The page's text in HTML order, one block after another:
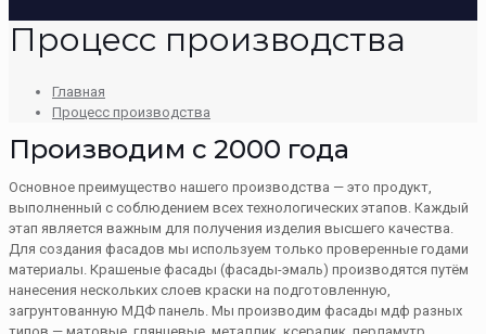
Процесс производства
Главная
Процесс производства
Производим с 2000 года
Основное преимущество нашего производства — это продукт,
выполненный с соблюдением всех технологических этапов. Каждый
этап является важным для получения изделия высшего качества.
Для создания фасадов мы используем только проверенные годами
материалы. Крашеные фасады (фасады-эмаль) производятся путём
нанесения нескольких слоев краски на подготовленную,
загрунтованную МДФ панель. Мы производим фасады мдф разных